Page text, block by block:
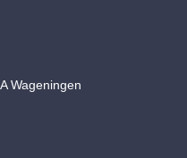
Wageningen